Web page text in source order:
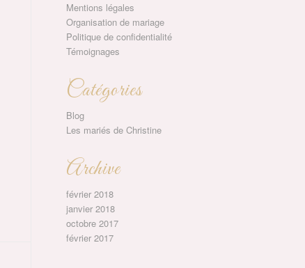
Mentions légales
Organisation de mariage
Politique de confidentialité
Témoignages
Catégories
Blog
Les mariés de Christine
Archive
février 2018
janvier 2018
octobre 2017
février 2017